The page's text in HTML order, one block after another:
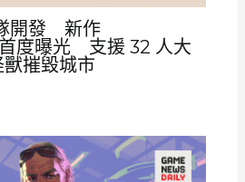
開發 新作
度曝光 支援 32 人大
摧毀城市